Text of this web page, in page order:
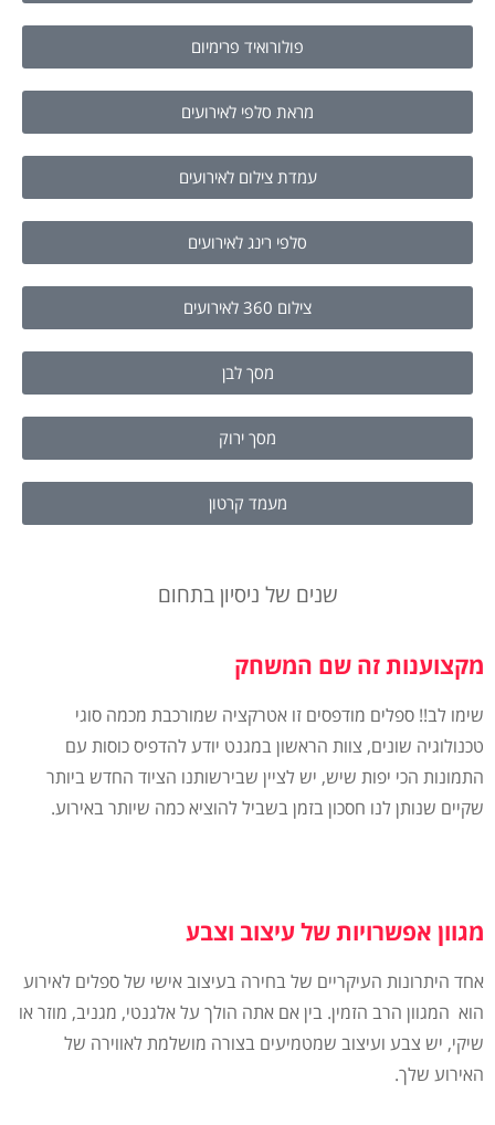
פולורואיד פרימיום
מראת סלפי לאירועים
עמדת צילום לאירועים
סלפי רינג לאירועים
צילום 360 לאירועים
מסך לבן
מסך ירוק
מעמד קרטון
שנים של ניסיון בתחום
מקצוענות זה שם המשחק
שימו לב!! ספלים מודפסים זו אטרקציה שמורכבת מכמה סוגי
טכנולוגיה שונים, צוות הראשון במגנט יודע להדפיס כוסות עם
התמונות הכי יפות שיש, יש לציין שבירשותנו הציוד החדש ביותר
שקיים שנותן לנו חסכון בזמן בשביל להוציא כמה שיותר באירוע.
מגוון אפשרויות של עיצוב וצבע
אחד היתרונות העיקריים של בחירה בעיצוב אישי של ספלים לאירוע
הוא המגוון הרב הזמין. בין אם אתה הולך על אלגנטי, מגניב, מוזר או
שיקי, יש צבע ועיצוב שמטמיעים בצורה מושלמת לאווירה של
האירוע שלך.